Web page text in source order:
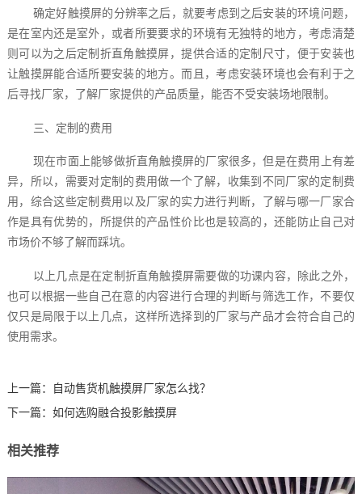
确定好触摸屏的分辨率之后，就要考虑到之后安装的环境问题，
是在室内还是室外，或者所要要求的环境有无独特的地方，考虑清楚
则可以为之后定制折直角触摸屏，提供合适的定制尺寸，便于安装也
让触摸屏能合适所要安装的地方。而且，考虑安装环境也会有利于之
后寻找厂家，了解厂家提供的产品质量，能否不受安装场地限制。
三、定制的费用
现在市面上能够做折直角触摸屏的厂家很多，但是在费用上有差
异，所以，需要对定制的费用做一个了解，收集到不同厂家的定制费
用，综合这些定制费用以及厂家的实力进行判断，了解与哪一厂家合
作是具有优势的，所提供的产品性价比也是较高的，还能防止自己对
市场价不够了解而踩坑。
以上几点是在定制折直角触摸屏需要做的功课内容，除此之外，
也可以根据一些自己在意的内容进行合理的判断与筛选工作，不要仅
仅只是局限于以上几点，这样所选择到的厂家与产品才会符合自己的
使用需求。
上一篇：
自动售货机触摸屏厂家怎么找？
下一篇： 如何选购融合投影触摸屏
相关推荐